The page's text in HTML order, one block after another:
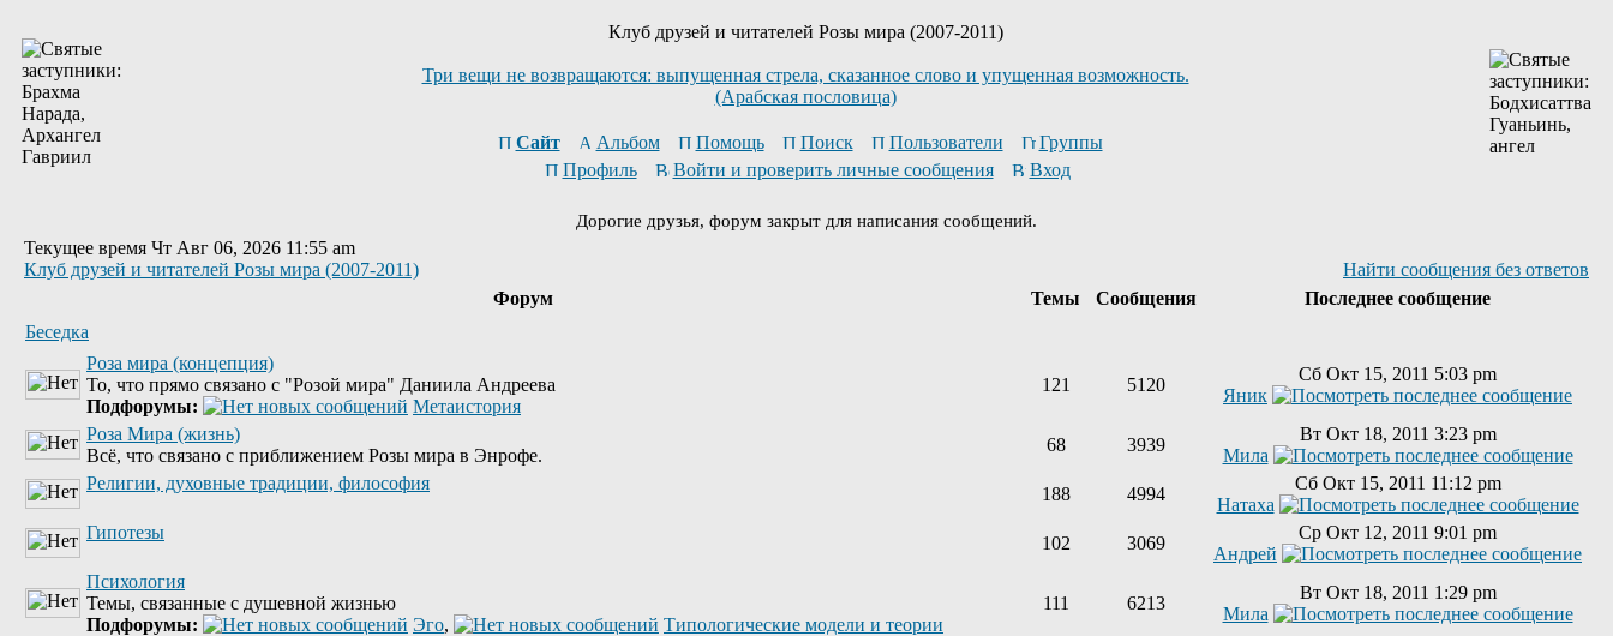
Клуб друзей и читателей Розы мира (2007-2011)
Три вещи не возвращаются: выпущенная стрела, сказанное слово и упущенная возможность.
(Арабская пословица)
Сайт Альбом Помощь Поиск Пользователи
Группы
Профиль
Войти и проверить личные сообщения Вход
Дорогие друзья, форум закрыт для написания сообщений.
Текущее время Чт Авг 06, 2026 11:55 am
Клуб друзей и читателей Розы мира (2007-2011)
Найти сообщения без ответов
Форум
Темы Сообщения
Последнее сообщение
Беседка
Роза мира (концепция)
То, что прямо связано с "Розой мира" Даниила Андреева
Подфорумы:
Метаистория
121 5120
Сб Окт 15, 2011 5:03 pm
Яник
Роза Мира (жизнь)
Всё, что связано с приближением Розы мира в Энрофе.
68 3939
Вт Окт 18, 2011 3:23 pm
Мила
Религии, духовные традиции, философия
188 4994
Сб Окт 15, 2011 11:12 pm
Натаха
Гипотезы
102 3069
Ср Окт 12, 2011 9:01 pm
Андрей
Психология
Темы, связанные с душевной жизнью
Подфорумы:
Эго, Типологические модели и теории
111 6213
Вт Окт 18, 2011 1:29 pm
Мила